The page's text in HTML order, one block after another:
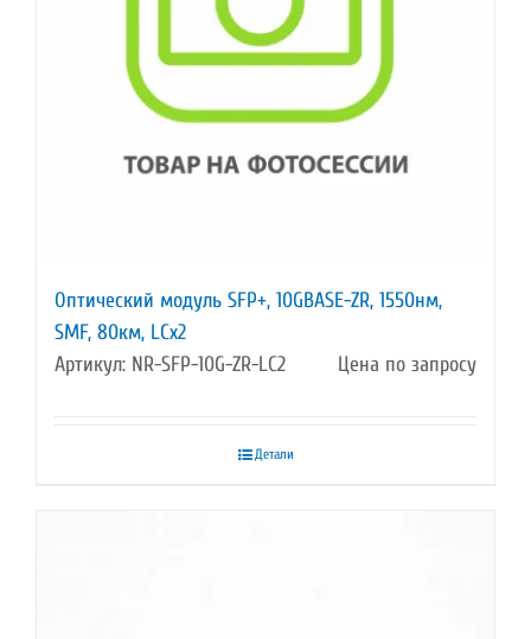
Оптический модуль SFP+, 10GBASE-ZR, 1550нм,
SMF, 80км, LCx2
Артикул: NR-SFP-10G-ZR-LC2
Цена по запросу
Детали